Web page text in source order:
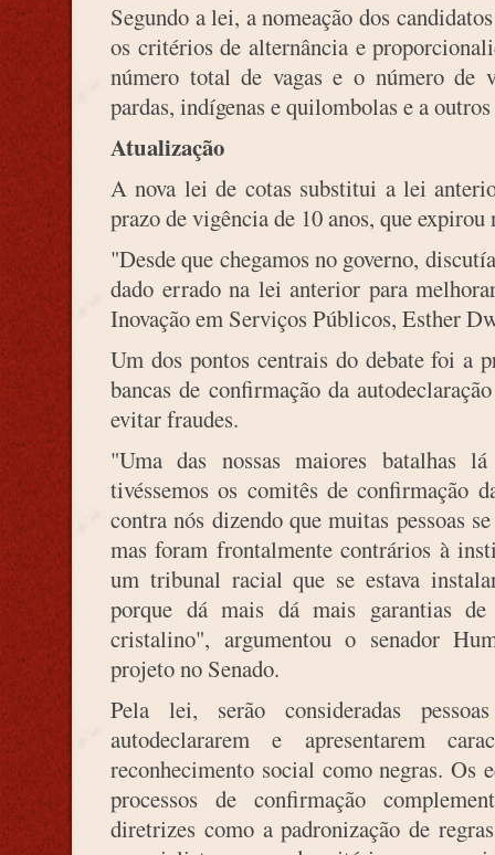
Segundo a lei, a nomeação dos
os critérios de alternância e
número total de vagas e o número de
pardas, indígenas e quilombolas e a
Atualização
A nova lei de cotas substitui a lei
prazo de vigência de 10 anos, que expirou
"Desde que chegamos no governo,
dado errado na lei anterior para
Inovação em Serviços Públicos, Esther
Um dos pontos centrais do debate foi a
bancas de confirmação da
evitar fraudes.
"Uma das nossas maiores batalhas
tivéssemos os comitês de confirmação
contra nós dizendo que muitas pessoas
mas foram frontalmente contrários à
um tribunal racial que se estava
porque dá mais dá mais garantias
cristalino", argumentou o senador
projeto no Senado.
Pela lei, serão consideradas
autodeclararem e apresentarem
reconhecimento social como negras. Os
processos de confirmação
diretrizes como a padronização de